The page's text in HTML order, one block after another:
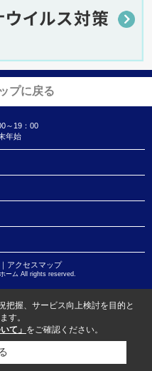
プに戻る
～19：00
年始
アクセスマップ
ーム All rights reserved.
把握、サービス向上検討を目的と
す。
て」 をご確認ください。